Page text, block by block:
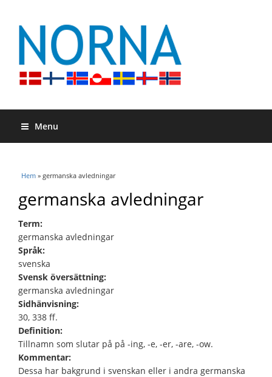
Menu
Du är här
Hem » germanska avledningar
germanska avledningar
Term:
germanska avledningar
Språk:
svenska
Svensk översättning:
germanska avledningar
Sidhänvisning:
30, 338 ff.
Definition:
Tillnamn som slutar på på -ing, -e, -er, -are, -ow.
Kommentar:
Dessa har bakgrund i svenskan eller i andra germanska